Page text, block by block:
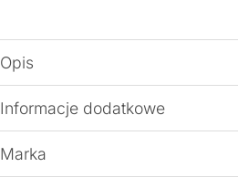
Opis
Informacje dodatkowe
Marka